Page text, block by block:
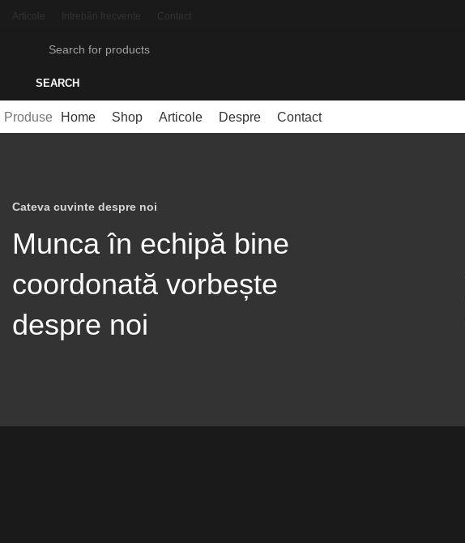
Articole Intrebări frecvente Contact
SEARCH
Produse Home Shop Articole Despre Contact
Cateva cuvinte despre noi
Munca în echipă bine
coordonată vorbește
despre noi